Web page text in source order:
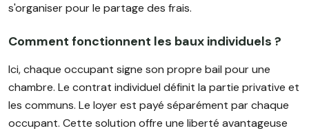
s'organiser pour le partage des frais.
Comment fonctionnent les baux individuels ?
Ici, chaque occupant signe son propre bail pour une
chambre. Le contrat individuel définit la partie privative et
les communs. Le loyer est payé séparément par chaque
occupant. Cette solution offre une liberté avantageuse